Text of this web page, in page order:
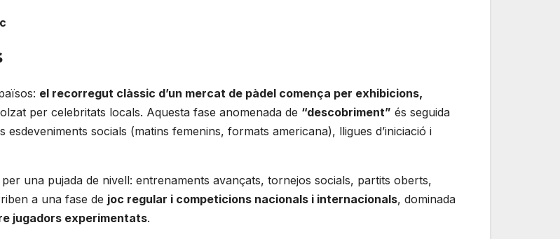
el recorregut clàssic d’un mercat de pàdel comença per exhibicions,
per celebritats locals. Aquesta fase anomenada de “descobriment” és seguida
esdeveniments socials (matins femenins, formats americana), lligues d’iniciació i
una pujada de nivell: entrenaments avançats, tornejos socials, partits oberts,
a una fase de joc regular i competicions nacionals i internacionals, dominada
jugadors experimentats.